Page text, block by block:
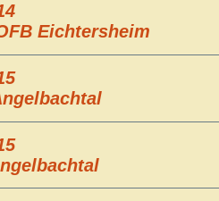
Eichtersheim